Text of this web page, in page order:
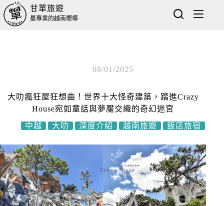
甘單旅遊
最專業的越南嚮導
08/01/2025
大叻瘋狂屋狂想曲！世界十大怪奇建築，踏進Crazy
House宛如童話與夢魘交織的奇幻迷宮
中越
大叻 深度介紹 越南旅遊 飯店旅宿